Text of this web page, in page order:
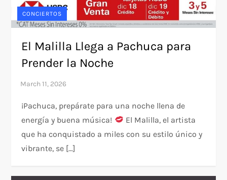
CONCIERTOS
El Malilla Llega a Pachuca para
Prender la Noche
¡Pachuca, prepárate para una noche llena de
energía y buena música!
El Malilla, el artista
que ha conquistado a miles con su estilo único y
vibrante, se […]